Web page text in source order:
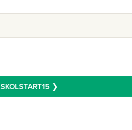
SKOLSTART15❯